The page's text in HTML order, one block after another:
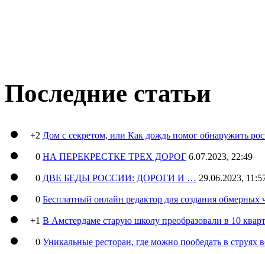
Последние статьи
+2 Дом с секретом, или Как дождь помог обнаружить
0 НА ПЕРЕКРЕСТКЕ ТРЕХ ДОРОГ 6.07.2023, 22:49
0 ДВЕ БЕДЫ РОССИИ: ДОРОГИ И … 29.06.2023,
0 Бесплатный онлайн редактор для создания обмерных
+1 В Амстердаме старую школу преобразовали в 10
0 Уникальные ресторан, где можно пообедать в струях